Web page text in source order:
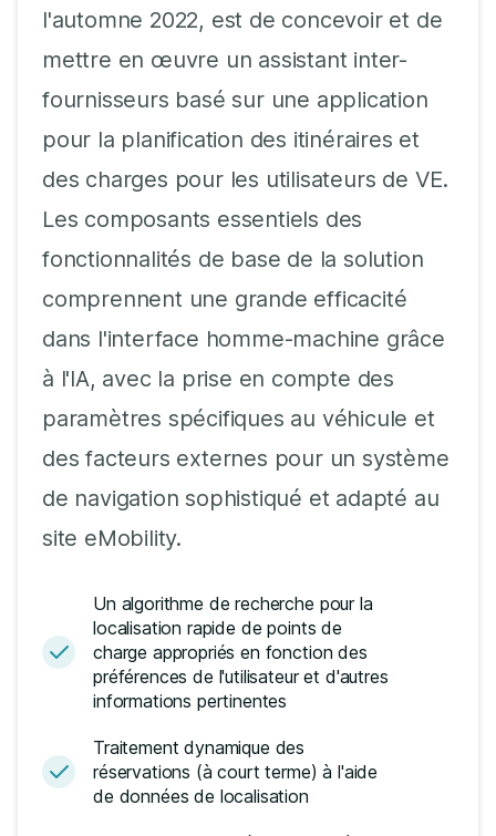
l'automne 2022, est de concevoir et de
mettre en œuvre un assistant inter-
fournisseurs basé sur une application
pour la planification des itinéraires et
des charges pour les utilisateurs de VE.
Les composants essentiels des
fonctionnalités de base de la solution
comprennent une grande efficacité
dans l'interface homme-machine grâce
à l'IA, avec la prise en compte des
paramètres spécifiques au véhicule et
des facteurs externes pour un système
de navigation sophistiqué et adapté au
site eMobility.
Un algorithme de recherche pour la
localisation rapide de points de
charge appropriés en fonction des
préférences de l'utilisateur et d'autres
informations pertinentes
Traitement dynamique des
réservations (à court terme) à l'aide
de données de localisation